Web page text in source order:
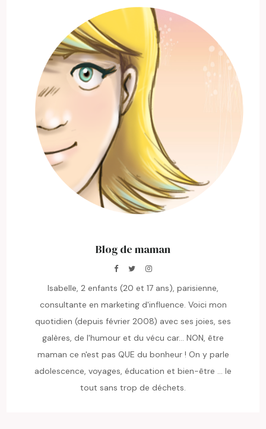
Blog de maman
Isabelle, 2 enfants (20 et 17 ans), parisienne,
consultante en marketing d'influence. Voici mon
quotidien (depuis février 2008) avec ses joies, ses
galères, de l'humour et du vécu car... NON, être
maman ce n'est pas QUE du bonheur ! On y parle
adolescence, voyages, éducation et bien-être ... le
tout sans trop de déchets.